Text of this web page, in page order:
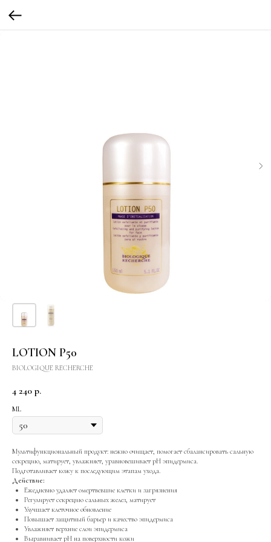
LOTION P50
BIOLOGIQUE RECHERCHE
4 240 р.
ML
Мультифункциональный продукт: нежно очищает, помогает сбалансировать сальную
секрецию, матирует, увлажняет, уравновешивает pH эпидермиса.
Подготавливает кожу к последующим этапам ухода.
Действие:
Ежедневно удаляет омертвевшие клетки и загрязнения
Регулирует секрецию сальных желез, матирует
Улучшает клеточное обновление
Повышает защитный барьер и качество эпидермиса
Увлажняет верхние слои эпидермиса
Выравнивает pH на поверхности кожи